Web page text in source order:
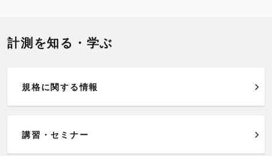
計測を知る・学ぶ
規格に関する情報
講習・セミナー